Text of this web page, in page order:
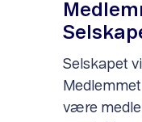
Selskapet
være